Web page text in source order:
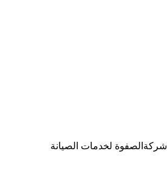
شركةالصفوة لخدمات الصيانة